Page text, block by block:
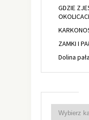
GDZIE
ZAMKI I
Dolina